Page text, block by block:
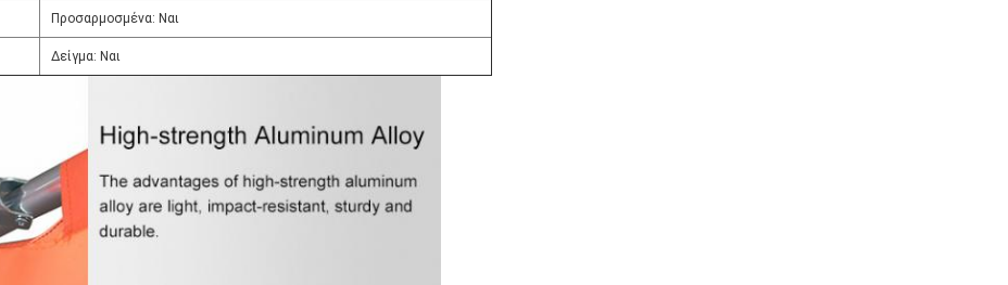
Προσαρμοσμένα: Ναι
Δείγμα: Ναι